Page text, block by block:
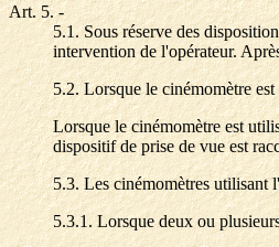
Art. 5.-
5.1. Sous réserve des
intervention de l'opérateur.
5.2. Lorsque le cinémomètre
Lorsque le cinémomètre est
dispositif de prise de vue est
5.3. Les cinémomètres utilisant
5.3.1. Lorsque deux ou